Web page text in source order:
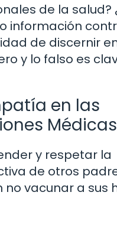
de la salud?
información
de discernir
y lo falso es
en las
Médicas
y respetar la
de otros
no vacunar a sus